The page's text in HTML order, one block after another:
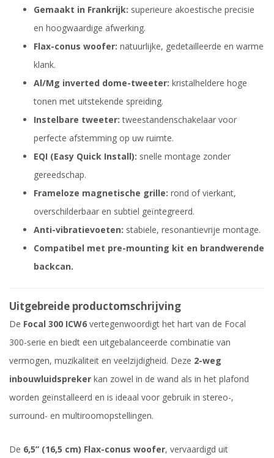
Gemaakt in Frankrijk: superieure akoestische precisie
en hoogwaardige afwerking.
Flax-conus woofer: natuurlijke, gedetailleerde en warme
klank.
Al/Mg inverted dome-tweeter: kristalheldere hoge
tonen met uitstekende spreiding.
Instelbare tweeter: tweestandenschakelaar voor
perfecte afstemming op uw ruimte.
EQI (Easy Quick Install): snelle montage zonder
gereedschap.
Frameloze magnetische grille: rond of vierkant,
overschilderbaar en subtiel geïntegreerd.
Anti-vibratievoeten: stabiele, resonantievrije montage.
Compatibel met pre-mounting kit en brandwerende
backcan.
Uitgebreide productomschrijving
De Focal 300 ICW6 vertegenwoordigt het hart van de Focal
300-serie en biedt een uitgebalanceerde combinatie van
vermogen, muzikaliteit en veelzijdigheid. Deze 2-weg
inbouwluidspreker kan zowel in de wand als in het plafond
worden geïnstalleerd en is ideaal voor gebruik in stereo-,
surround- en multiroomopstellingen.
De 6,5” (16,5 cm) Flax-conus woofer, vervaardigd uit